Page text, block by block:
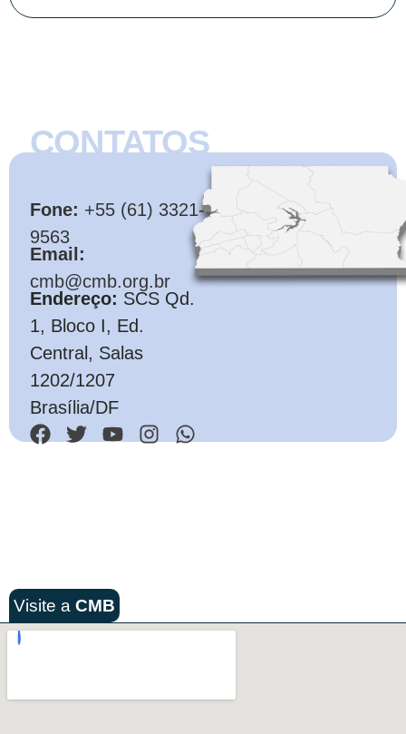
CONTATOS
Fone: +55 (61) 3321-
9563
Email:
cmb@cmb.org.br
Endereço: SCS Qd.
1, Bloco I, Ed.
Central, Salas
1202/1207
Brasília/DF
Visite a CMB